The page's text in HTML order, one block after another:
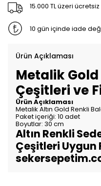
15.000 TL üzeri
10 gün içinde iade
Ürün Açıklaması
Metalik
Çeşitleri ve
Ürün Açıklaması
Metalik Altın Gold Renkli
Paket içeriği: 10 adet
Boyutlar: 30 cm
Altın Renkli
Çeşitleri Uygun